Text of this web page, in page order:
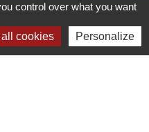
control over what you want
all cookies Personalize